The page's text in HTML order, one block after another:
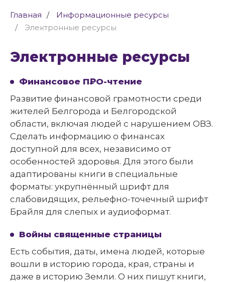
Главная
Информационные ресурсы
Электронные ресурсы
Электронные ресурсы
Финансовое П₽О-чтение
Развитие финансовой грамотности среди
жителей Белгорода и Белгородской
области, включая людей с нарушением ОВЗ.
Сделать информацию о финансах
доступной для всех, независимо от
особенностей здоровья. Для этого были
адаптированы книги в специальные
форматы: укрупнённый шрифт для
слабовидящих, рельефно-точечный шрифт
Брайля для слепых и аудиоформат.
Войны священные страницы
Есть события, даты, имена людей, которые
вошли в историю города, края, страны и
даже в историю Земли. О них пишут книги,